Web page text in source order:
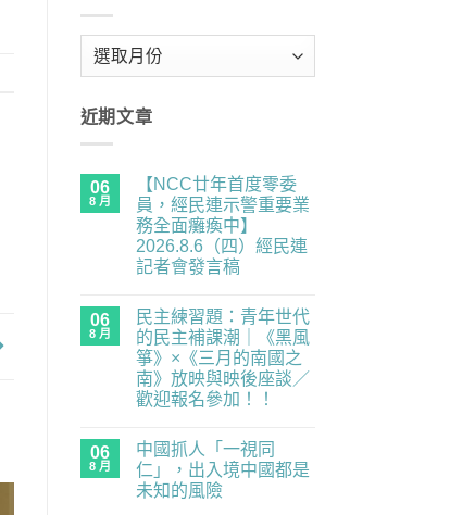
近期文章
06
8 月
【NCC廿年首度零委
員，經民連示警重要業
務全面癱瘓中】
2026.8.6（四）經民連
記者會發言稿
廿
年
首
度
零
委
員，
連
示
警
重
要
留
言
06
8 月
民主練習題：青年世代
的民主補課潮｜《黑風
箏》×《三月的南國之
南》放映與映後座談／
歡迎報名參加！！
主
練
習
題：
留
言
06
8 月
中國抓人「一視同
仁」，出入境中國都是
未知的風險